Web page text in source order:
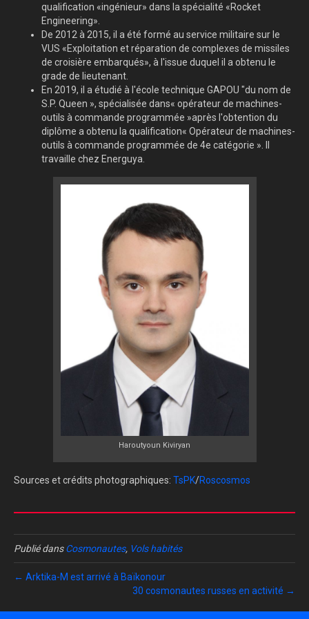
qualification «ingénieur» dans la spécialité «Rocket
Engineering».
De 2012 à 2015, il a été formé au service militaire sur le
VUS «Exploitation et réparation de complexes de missiles
de croisière embarqués», à l'issue duquel il a obtenu le
grade de lieutenant.
En 2019, il a étudié à l'école technique GAPOU "du nom de
S.P. Queen », spécialisée dans« opérateur de machines-
outils à commande programmée »après l'obtention du
diplôme a obtenu la qualification« Opérateur de machines-
outils à commande programmée de 4e catégorie ». Il
travaille chez Energuya.
Haroutyoun Kiviryan
Sources et crédits photographiques: TsPK/Roscosmos
Publié dansCosmonautes, Vols habités
← Arktika-M est arrivé à Baïkonour
30 cosmonautes russes en activité →